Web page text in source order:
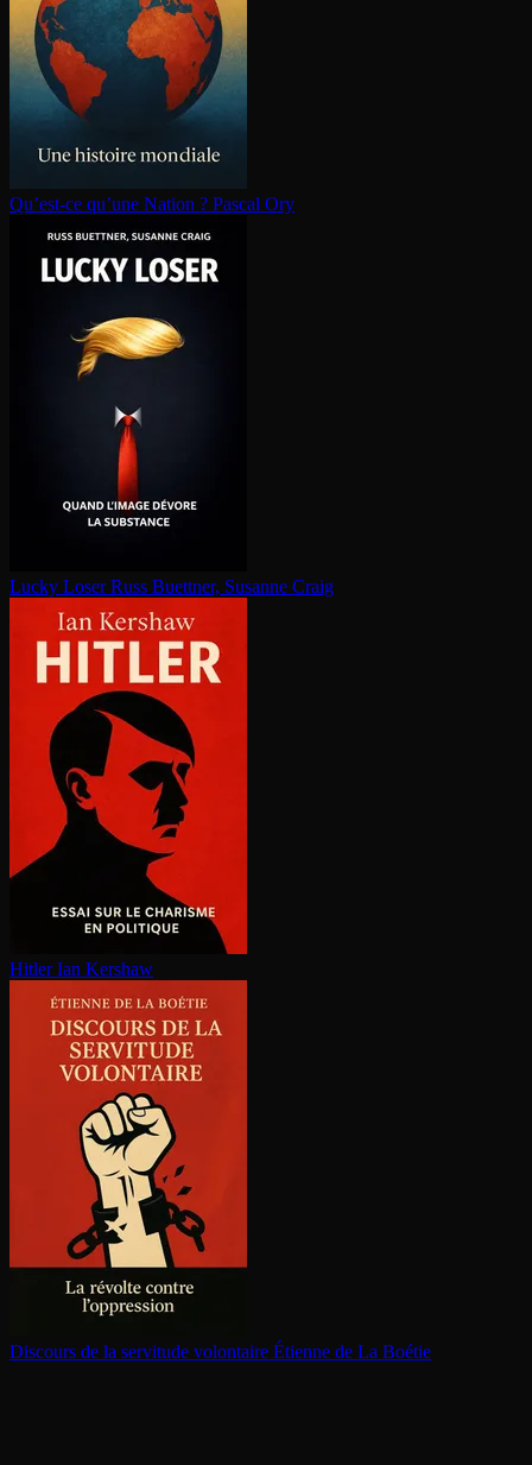
Qu’est-ce qu’une Nation ? Pascal Ory
Lucky Loser Russ Buettner, Susanne Craig
Hitler Ian Kershaw
Discours de la servitude volontaire Étienne de La Boétie